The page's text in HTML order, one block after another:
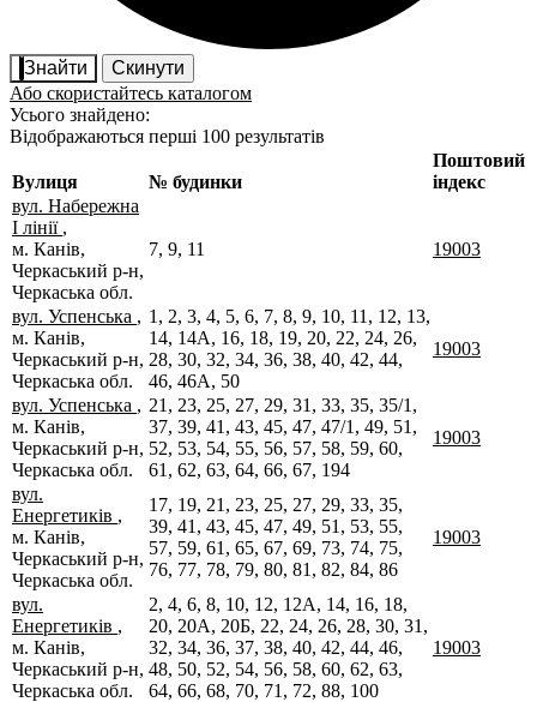
Знайти
Скинути
Або скористайтесь каталогом
Усього знайдено:
Відображаються перші 100 результатів
Вулиця № будинки
Поштовий
індекс
вул. Набережна
І лінії ,
м. Канів,
Черкаський р-н,
Черкаська обл.
7, 9, 11 19003
вул. Успенська ,
м. Канів,
Черкаський р-н,
Черкаська обл.
1, 2, 3, 4, 5, 6, 7, 8, 9, 10, 11, 12, 13,
14, 14А, 16, 18, 19, 20, 22, 24, 26,
28, 30, 32, 34, 36, 38, 40, 42, 44,
46, 46А, 50
19003
вул. Успенська ,
м. Канів,
Черкаський р-н,
Черкаська обл.
21, 23, 25, 27, 29, 31, 33, 35, 35/1,
37, 39, 41, 43, 45, 47, 47/1, 49, 51,
52, 53, 54, 55, 56, 57, 58, 59, 60,
61, 62, 63, 64, 66, 67, 194
19003
вул.
Енергетиків ,
м. Канів,
Черкаський р-н,
Черкаська обл.
17, 19, 21, 23, 25, 27, 29, 33, 35,
39, 41, 43, 45, 47, 49, 51, 53, 55,
57, 59, 61, 65, 67, 69, 73, 74, 75,
76, 77, 78, 79, 80, 81, 82, 84, 86
19003
вул.
Енергетиків ,
м. Канів,
Черкаський р-н,
Черкаська обл.
2, 4, 6, 8, 10, 12, 12А, 14, 16, 18,
20, 20А, 20Б, 22, 24, 26, 28, 30, 31,
32, 34, 36, 37, 38, 40, 42, 44, 46,
48, 50, 52, 54, 56, 58, 60, 62, 63,
64, 66, 68, 70, 71, 72, 88, 100
19003